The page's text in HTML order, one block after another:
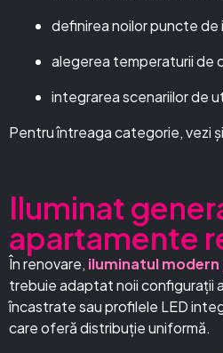
definirea noilor puncte de
alegerea temperaturii de
integrarea scenariilor de
Pentru întreaga categorie, vezi și
Iluminat
apartamente
În renovare, iluminatul
trebuie adaptat noii configurații
încastrate sau profilele LED
care oferă distribuție uniformă.